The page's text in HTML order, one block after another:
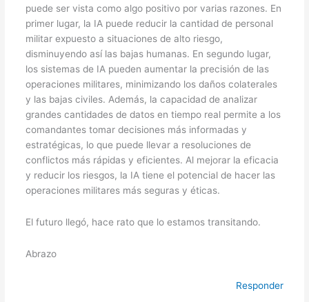
puede ser vista como algo positivo por varias razones. En
primer lugar, la IA puede reducir la cantidad de personal
militar expuesto a situaciones de alto riesgo,
disminuyendo así las bajas humanas. En segundo lugar,
los sistemas de IA pueden aumentar la precisión de las
operaciones militares, minimizando los daños colaterales
y las bajas civiles. Además, la capacidad de analizar
grandes cantidades de datos en tiempo real permite a los
comandantes tomar decisiones más informadas y
estratégicas, lo que puede llevar a resoluciones de
conflictos más rápidas y eficientes. Al mejorar la eficacia
y reducir los riesgos, la IA tiene el potencial de hacer las
operaciones militares más seguras y éticas.
El futuro llegó, hace rato que lo estamos transitando.
Abrazo
Responder